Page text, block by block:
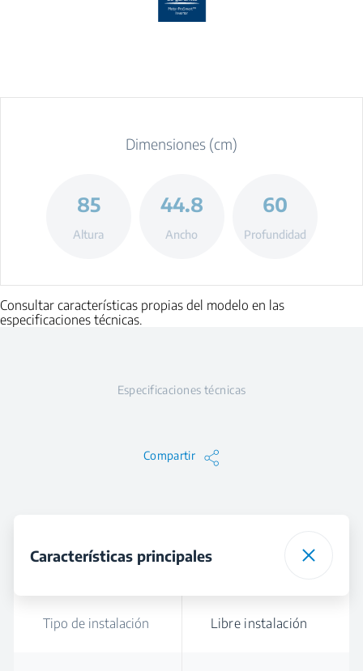
Dimensiones (cm)
85
Altura
44.8
Ancho
60
Profundidad
Consultar características propias del modelo en las
especificaciones técnicas.
Especificaciones técnicas
Compartir
Características principales
Tipo de instalación Libre instalación